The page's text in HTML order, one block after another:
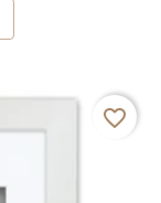
favorite_border